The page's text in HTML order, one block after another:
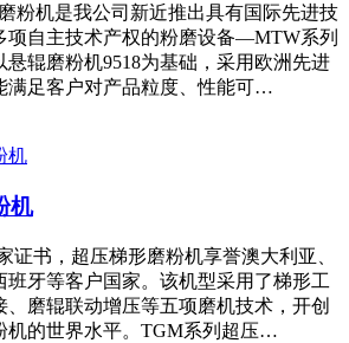
粉机是我公司新近推出具有国际先进技
项自主技术产权的粉磨设备—MTW系列
悬辊磨粉机9518为基础，采用欧洲先进
满足客户对产品粒度、性能可…
机
证书，超压梯形磨粉机享誉澳大利亚、
班牙等客户国家。该机型采用了梯形工
、磨辊联动增压等五项磨机技术，开创
机的世界水平。TGM系列超压…